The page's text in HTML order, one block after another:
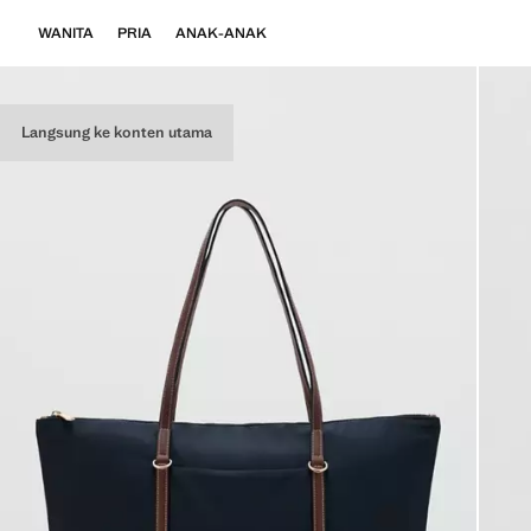
Langsung ke konten utama
WANITA PRIA ANAK-ANAK